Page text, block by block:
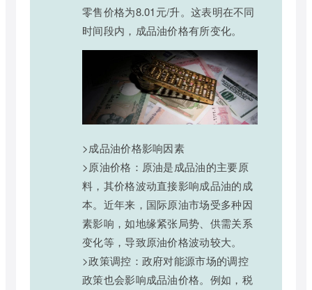
零售价格为8.01元/升。这表明在不同
时间段内，成品油价格有所变化。
>成品油价格影响因素
>原油价格：原油是成品油的主要原
料，其价格波动直接影响成品油的成
本。近年来，国际原油市场受多种因
素影响，如地缘紧张局势、供需关系
变化等，导致原油价格波动较大。
>政策调控：政府对能源市场的调控
政策也会影响成品油价格。例如，税